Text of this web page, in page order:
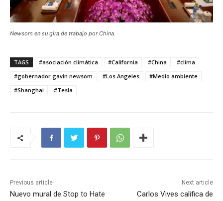
Newsom en su gira de trabajo por China.
TAGS #asociación climática #California #China
#clima
#gobernador gavin newsom
#Los Angeles
#Medio ambiente
#Shanghai
#Tesla
Previous article
Nuevo mural de Stop to Hate
Next article
Carlos Vives califica de